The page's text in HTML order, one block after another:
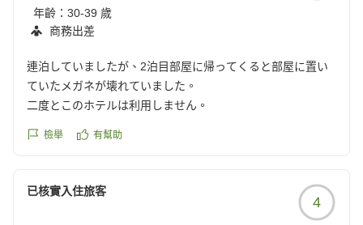
年齡： 30-39 歲
商務出差
連泊していましたが、2泊目部屋に帰ってくると部屋に置い
ていたメガネが壊れていました。
二度とこのホテルは利用しません。
檢舉 有幫助
已核實入住旅客
4